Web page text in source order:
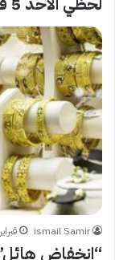
ismail Samir فبراير 4, 2023